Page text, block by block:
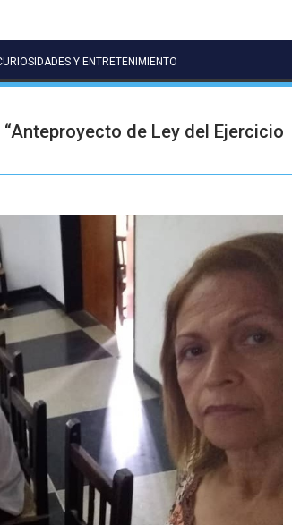
Y ENTRETENIMIENTO
de Ley del Ejercicio